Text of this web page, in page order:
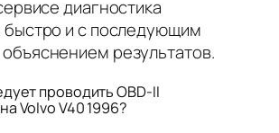
диагностика
быстро и с последующим
результатов.
проводить OBD-II
Volvo V40 1996?